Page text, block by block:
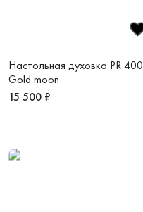
Настольная духовка PR 400
Gold moon
15 500 ₽